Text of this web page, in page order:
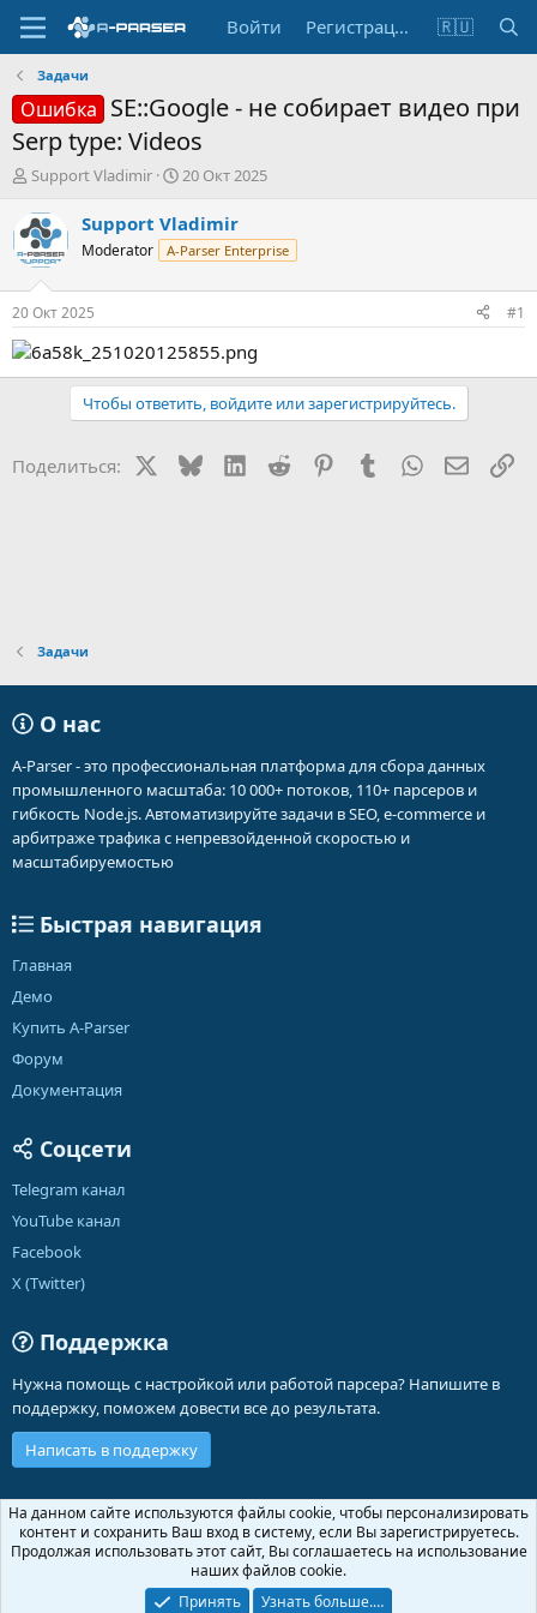
Войти Регистрация 🇷🇺
Задачи
Ошибка SE::Google - не собирает видео при
Serp type: Videos
А
т
о
р
т
е
м
ы
Support Vladimir
Д
т
а
н
а
л
20 Окт 2025
Support Vladimir
Moderator A-Parser Enterprise
20 Окт 2025 #1
Чтобы ответить, войдите или зарегистрируйтесь.
Поделиться: BlueskyLinkedIn
Reddit PinterestTumblr WhatsApp
Задачи
О нас
A-Parser - это профессиональная платформа для сбора данных
промышленного масштаба: 10 000+ потоков, 110+ парсеров и
гибкость Node.js. Автоматизируйте задачи в SEO, e-commerce и
арбитраже трафика с непревзойденной скоростью и
масштабируемостью
Быстрая навигация
Главная
Демо
Купить A-Parser
Форум
Документация
Соцсети
Telegram канал
YouTube канал
Facebook
X (Twitter)
Поддержка
Нужна помощь с настройкой или работой парсера? Напишите в
поддержку, поможем довести все до результата.
Написать в поддержку
Russian (RU)
Обратная связь
Условия и правила
Политика конфиденциальности
Помощь
Community platform by XenForo ® © 2010-2026 XenForo Ltd.
На данном сайте используются файлы cookie, чтобы персонализировать
контент и сохранить Ваш вход в систему, если Вы зарегистрируетесь.
Продолжая использовать этот сайт, Вы соглашаетесь на использование
наших файлов cookie.
Принять
Узнать больше.…